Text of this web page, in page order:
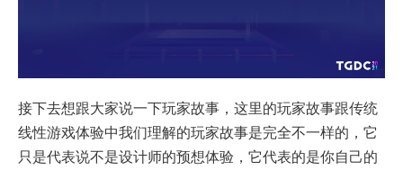
接下去想跟大家说一下玩家故事，这里的玩家故事跟传统
线性游戏体验中我们理解的玩家故事是完全不一样的，它
只是代表说不是设计师的预想体验，它代表的是你自己的